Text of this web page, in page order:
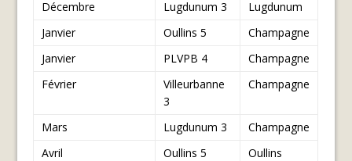
Décembre Lugdunum 3
Lugdunum
Janvier
Oullins 5
Champagne
Janvier
PLVPB 4
Champagne
Février
Villeurbanne
3
Champagne
Mars Lugdunum 3
Champagne
Avril
Oullins 5
Oullins